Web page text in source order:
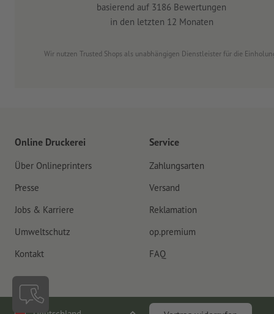
basierend auf 3186 Bewertungen
in den letzten 12 Monaten
Wir nutzen Trusted Shops als unabhängigen Dienstleister für die
Online Druckerei
Über Onlineprinters
Presse
Jobs & Karriere
Umweltschutz
Kontakt
Service
Zahlungsarten
Versand
Reklamation
op.premium
FAQ